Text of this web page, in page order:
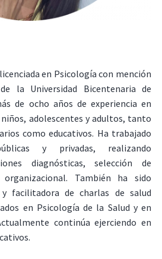
en Psicología con mención
la Universidad Bicentenaria de
de ocho años de experiencia en
adolescentes y adultos, tanto
como educativos. Ha trabajado
y privadas, realizando
diagnósticas, selección de
También ha sido
facilitadora de charlas de salud
en Psicología de la Salud y en
continúa ejerciendo en